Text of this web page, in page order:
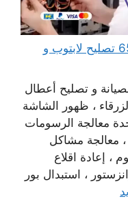
مهندس كمبيوتر صبحان 65511033 تصليح لابتوب و
و تصليح أعطال
، ظهور الشاشة
معالجة الرسومات
معالجة مشاكل
، إعادة اقلاع
، استبدال بور